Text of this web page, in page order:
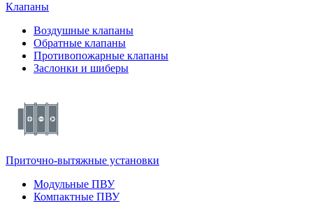
Клапаны
Воздушные клапаны
Обратные клапаны
Противопожарные клапаны
Заслонки и шиберы
Приточно-вытяжные установки
Модульные ПВУ
Компактные ПВУ